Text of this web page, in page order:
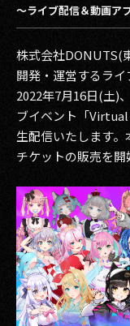
RECRUIT
CONTACT
PRIVACY
〜ライブ配信＆動画ア
株式会社DONUTS(
開発・運営するライ
2022年7月16日(土)
ブイベント「
生配信いたします
チケットの販売を開